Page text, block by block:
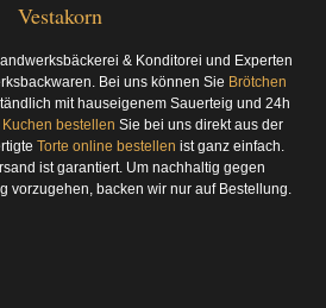
Vestakorn
& Konditorei und Experten
Bei uns können Sie Brötchen
mit hauseigenem Sauerteig und 24h
Kuchen bestellen Sie bei uns direkt aus der
Torte online bestellen ist ganz einfach.
ist garantiert. Um nachhaltig gegen
vorzugehen, backen wir nur auf Bestellung.